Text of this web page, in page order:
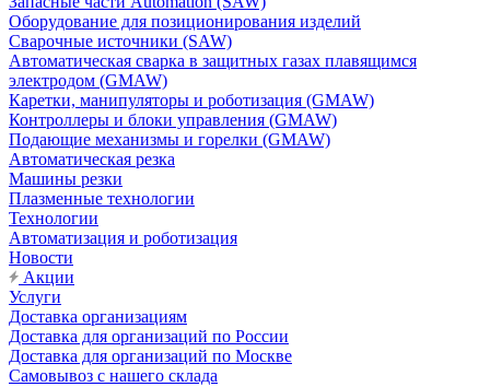
Оборудование для позиционирования изделий
Сварочные источники (SAW)
Автоматическая сварка в защитных газах плавящимся
электродом (GMAW)
Каретки, манипуляторы и роботизация (GMAW)
Контроллеры и блоки управления (GMAW)
Подающие механизмы и горелки (GMAW)
Автоматическая резка
Машины резки
Плазменные технологии
Технологии
Автоматизация и роботизация
Новости
Акции
Услуги
Доставка организациям
Доставка для организаций по России
Доставка для организаций по Москве
Самовывоз с нашего склада